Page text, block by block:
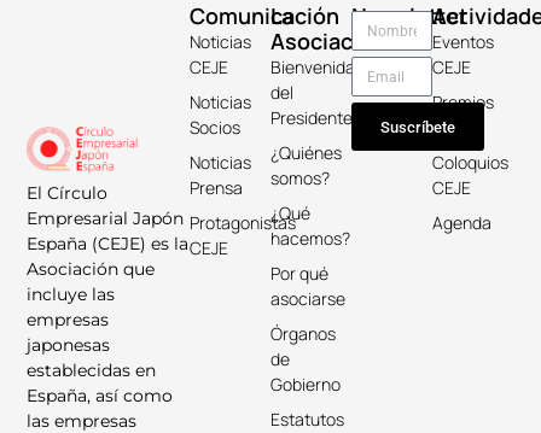
El Círculo
Empresarial Japón
España (CEJE) es la
Asociación que
incluye las
empresas
japonesas
establecidas en
España, así como
las empresas
La
Asociación
Bienvenida
del
Presidente
¿Quiénes
somos?
¿Qué
hacemos?
Por qué
asociarse
Órganos
de
Gobierno
Estatutos
Comunicación
Noticias
CEJE
Noticias
Socios
Noticias
Prensa
Protagonistas
CEJE
Eventos
CEJE
Premios
Keicho
Coloquios
CEJE
Agenda
Newsletter
Suscríbete